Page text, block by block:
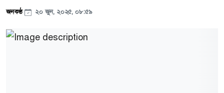
জনকণ্ঠ ২০ জুন, ২০২৫, ০৮:৫৯